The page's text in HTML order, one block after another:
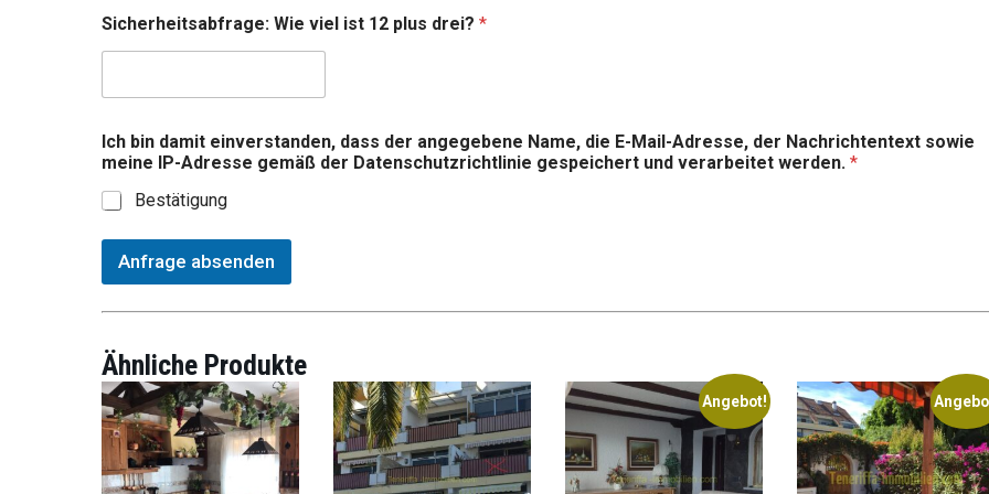
Sicherheitsabfrage: Wie viel ist 12 plus drei? *
Ich bin damit einverstanden, dass der angegebene Name, die E-Mail-Adresse, der Nachrichtentext sowie
meine IP-Adresse gemäß der Datenschutzrichtlinie gespeichert und verarbeitet werden. *
Bestätigung
Anfrage absenden
Ähnliche Produkte
Angebot!